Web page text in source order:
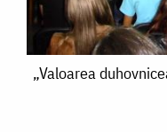
„Valoarea
„Valoarea